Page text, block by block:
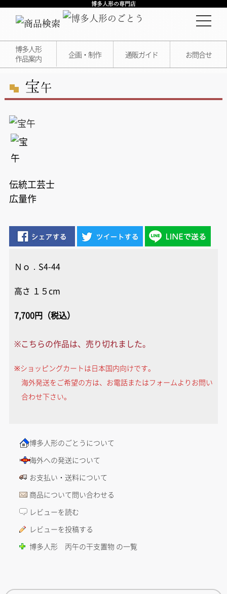
博多人形の専門店
博多人形
作品案内
企画・制作 通販ガイド お問合せ
宝午
伝統工芸士
広量作
Ｎｏ．S4-44
高さ １５cm
7,700円（税込）
※こちらの作品は、売り切れました。
※ショッピングカートは日本国内向けです。
海外発送をご希望の方は、お電話またはフォームよりお問い
合わせ下さい。
博多人形のごとうについて
海外への発送について
お支払い・送料について
商品について問い合わせる
レビューを読む
レビューを投稿する
博多人形 丙午の干支置物 の一覧